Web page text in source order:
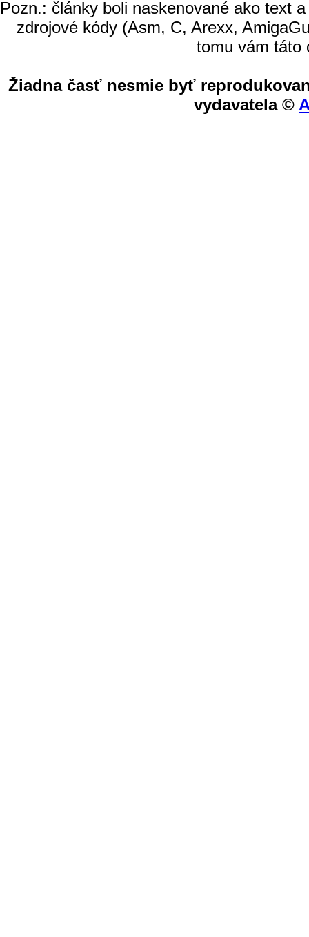
Pozn.: články boli naskenované ako text
zdrojové kódy (Asm, C, Arexx,
tomu vám táto
Žiadna časť nesmie byť
vydavatela ©